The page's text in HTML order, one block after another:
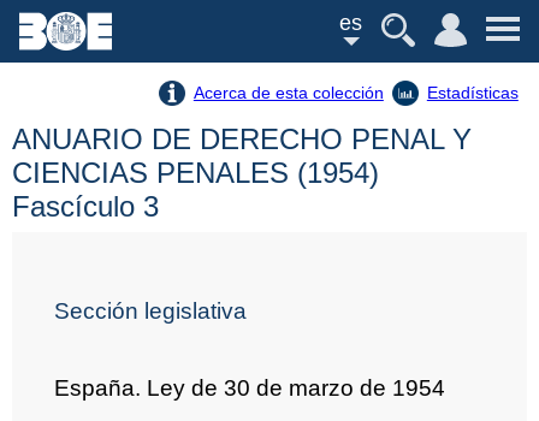
es
Acerca de esta colección Estadísticas
ANUARIO DE DERECHO PENAL Y
CIENCIAS PENALES (1954)
Fascículo 3
Sección legislativa
España. Ley de 30 de marzo de 1954